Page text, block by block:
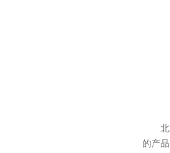
北京
的产